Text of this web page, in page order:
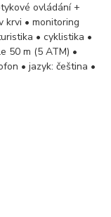
ovládání +
krvi • monitoring
• cyklistika •
50 m (5 ATM) •
• jazyk: čeština •